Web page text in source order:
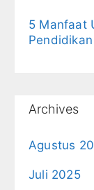
5 Manfaat
Archives
Agustus
Juli 2025